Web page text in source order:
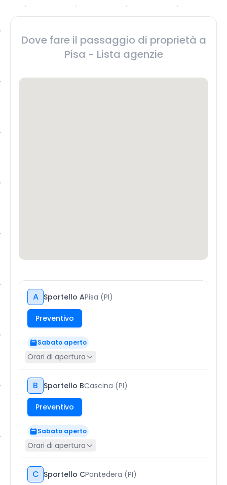
Dove fare il passaggio di proprietà a
Pisa - Lista agenzie
A Sportello APisa (PI)
Preventivo
Sabato aperto
Orari di apertura
B Sportello BCascina (PI)
Preventivo
Sabato aperto
Orari di apertura
C Sportello CPontedera (PI)